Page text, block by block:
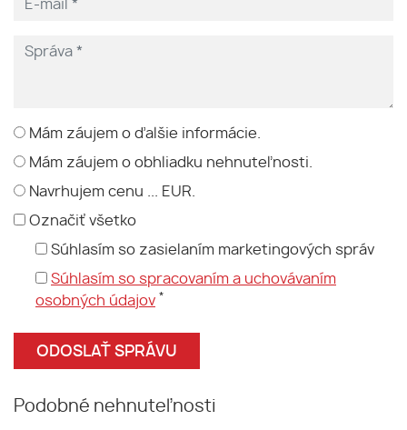
Mám záujem o ďalšie informácie.
Mám záujem o obhliadku nehnuteľnosti.
Navrhujem cenu ... EUR.
Označiť všetko
Súhlasím so zasielaním marketingových správ
Súhlasím so spracovaním a uchovávaním
osobných údajov *
Podobné nehnuteľnosti